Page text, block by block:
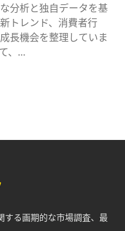
分析と独自データを基
トレンド、消費者行
長機会を整理していま
、…
る画期的な市場調査、最